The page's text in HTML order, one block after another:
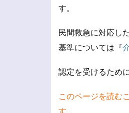
す。
民間救急に対応し
基準については『
認定を受けるため
このページを読む